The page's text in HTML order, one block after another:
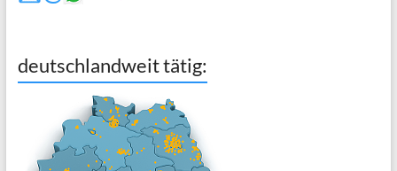
deutschlandweit tätig: